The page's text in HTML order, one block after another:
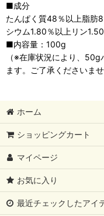
■成分
たんぱく質48％以上脂肪
シウム1.80％以上リン
■内容量：100g
（※在庫状況により、
ます。ご了承くださいませ
ホーム
ショッピングカート
マイページ
お気に入り
最近チェックしたアイ